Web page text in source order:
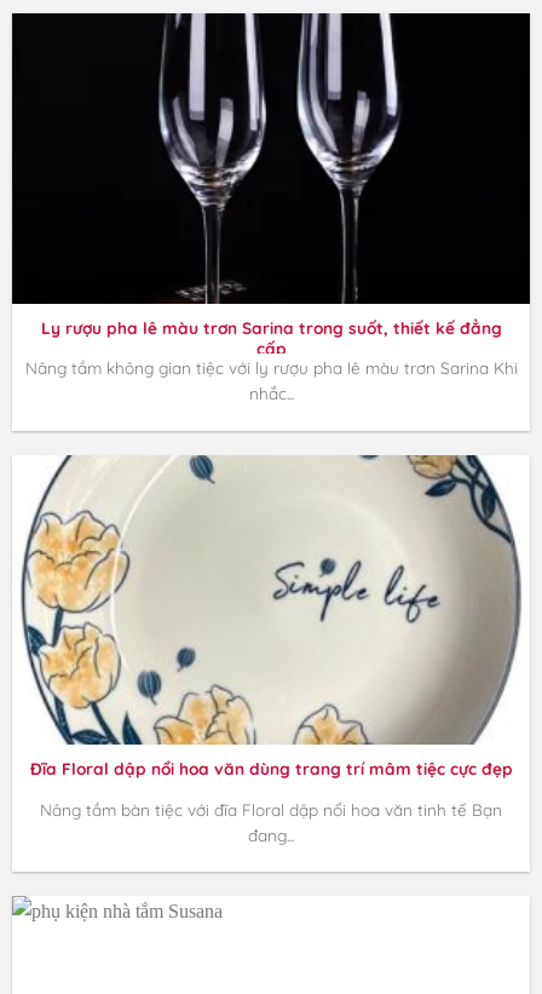
Ly rượu pha lê màu trơn Sarina trong suốt, thiết kế đẳng
cấp
Nâng tầm không gian tiệc với ly rượu pha lê màu trơn Sarina Khi
nhắc...
Đĩa Floral dập nổi hoa văn dùng trang trí mâm tiệc cực đẹp
Nâng tầm bàn tiệc với đĩa Floral dập nổi hoa văn tinh tế Bạn
đang...